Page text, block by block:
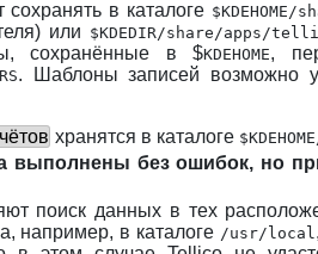
в каталоге $KDEHOME /
или $KDEDIR/share/apps/
сохранённые в $KDEHOME,
. Шаблоны записей возможно
хранятся в каталоге $KDEHOME
выполнены без ошибок, но
поиск данных в тех
например, в каталоге /usr/local